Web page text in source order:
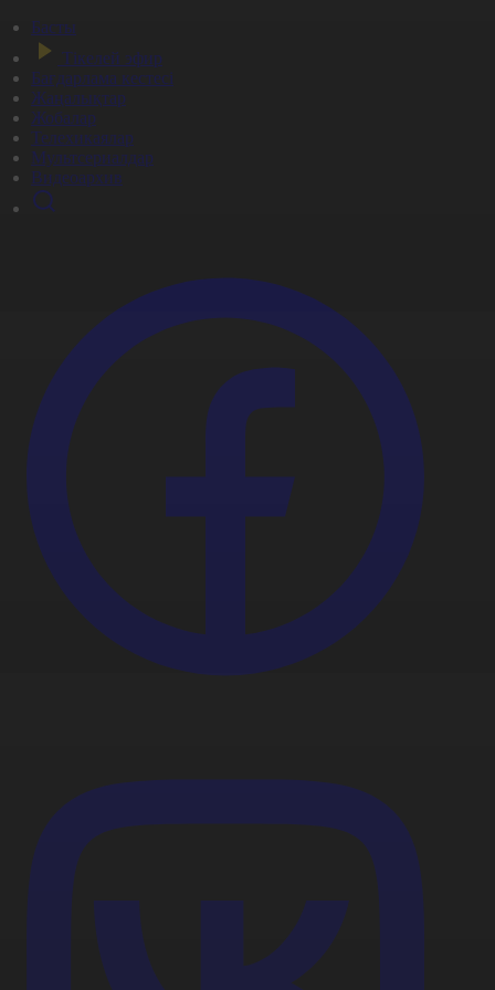
Басты
Тікелей эфир
Бағдарлама кестесі
Жаңалықтар
Жобалар
Телехикаялар
Мультсериалдар
Видеоархив